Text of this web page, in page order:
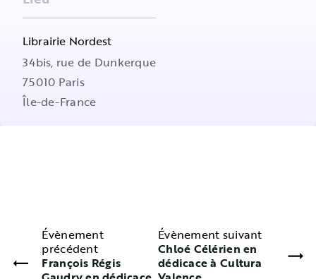
Librairie Nordest
34bis, rue de Dunkerque
75010 Paris
Île-de-France
Évènement
précédent
François Régis
Évènement suivant
Chloé Célérien en
dédicace à Cultura